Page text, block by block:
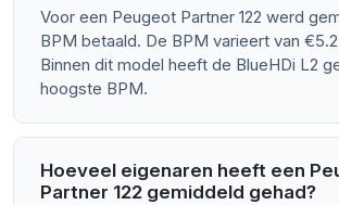
Voor een Peugeot Partner 122 werd
BPM betaald. De BPM varieert van
Binnen dit model heeft de BlueHDi L2
hoogste BPM.
Hoeveel eigenaren heeft een
Partner 122 gemiddeld gehad?